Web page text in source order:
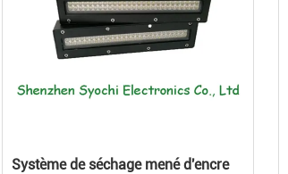
Système de séchage mené d'encre